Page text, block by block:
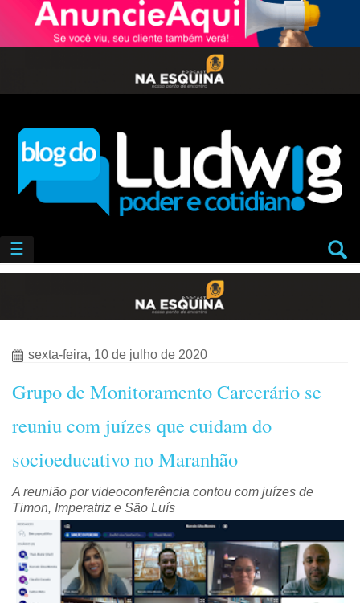
☰
sexta-feira, 10 de julho de 2020
Grupo de Monitoramento Carcerário se
reuniu com juízes que cuidam do
socioeducativo no Maranhão
A reunião por videoconferência contou com juízes de
Timon, Imperatriz e São Luís